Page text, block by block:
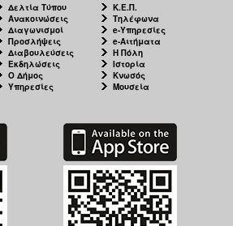
Δελτία Τύπου
Ανακοινώσεις
Διαγωνισμοί
Προσλήψεις
Διαβουλεύσεις
Εκδηλώσεις
Ο Δήμος
Υπηρεσίες
Κ.Ε.Π.
Τηλέφωνα
e-Υπηρεσίες
e-Αιτήματα
Η Πόλη
Ιστορία
Κνωσός
Μουσεία